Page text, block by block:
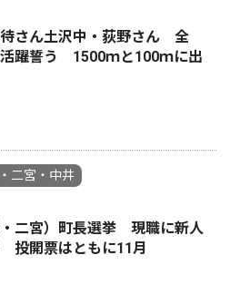
さん土沢中・荻野さん 全
活躍誓う 1500ｍと100ｍに出
二宮・中井
二宮）町長選挙 現職に新人
投開票はともに11月